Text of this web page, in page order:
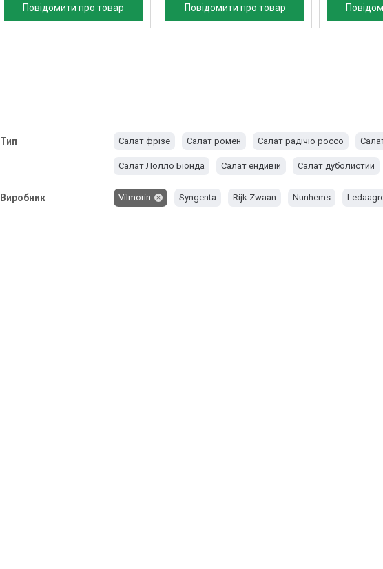
Повідомити про товар Повідомити про товар
Тип Салат фрізе Салат ромен Салат радічіо россо
Салат Лолло Біонда Салат ендивій Салат дуболистий
Виробник Vilmorin Syngenta Rijk Zwaan Nunhems